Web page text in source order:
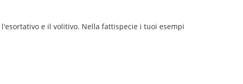
e il volitivo. Nella fattispecie i tuoi esempi